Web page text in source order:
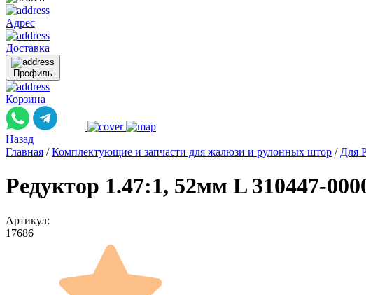
Адрес
Доставка
Профиль
Корзина
Назад
Главная / Комплектующие и запчасти для жалюзи и рулонных штор / Для
Редуктор 1.47:1, 52мм L 310447-
Артикул:
17686